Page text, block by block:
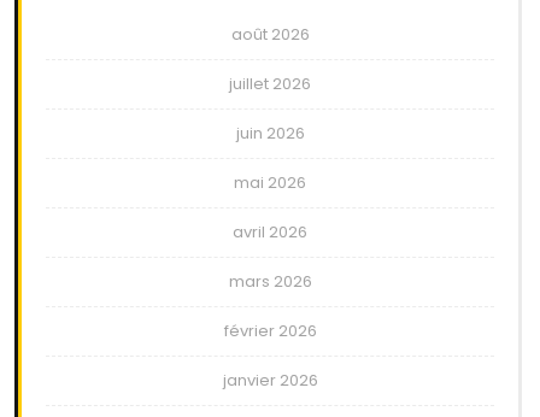
août 2026
juillet 2026
juin 2026
mai 2026
avril 2026
mars 2026
février 2026
janvier 2026